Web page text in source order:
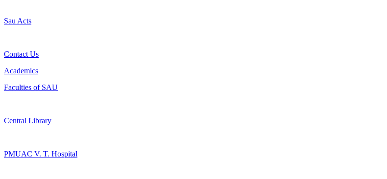
Sau Acts
Contact Us
Academics
Faculties of SAU
Central Library
PMUAC V. T. Hospital